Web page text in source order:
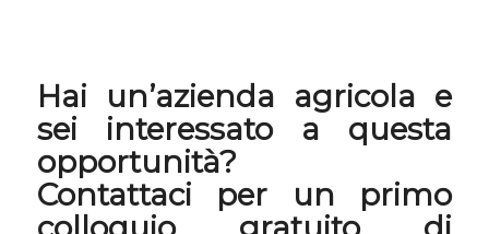
Hai un’azienda agricola e
sei interessato a questa
opportunità?
Contattaci per un primo